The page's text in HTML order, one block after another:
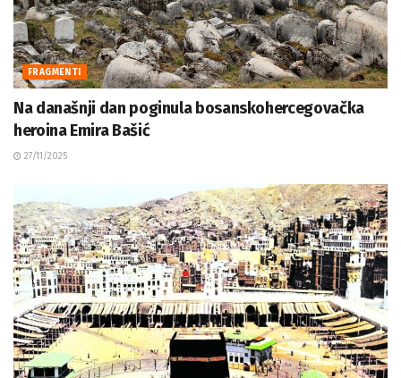
FRAGMENTI
Na današnji dan poginula bosanskohercegovačka
heroina Emira Bašić
27/11/2025